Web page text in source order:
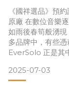
傲江湖
《國祥選品》預
原廠 在數位音樂
如雨後春筍般湧
多品牌中，有些
EverSolo 正是其
的數位串流因音響
何種價位帶，都
2025-07-03